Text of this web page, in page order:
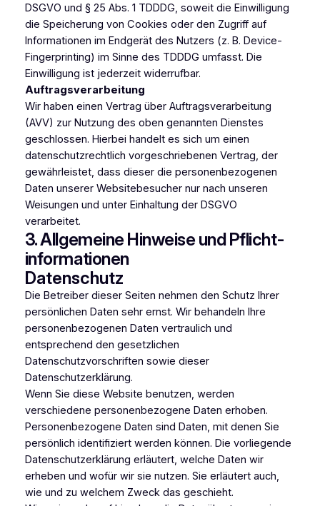
DSGVO und § 25 Abs. 1 TDDDG, soweit die Einwilligung
die Speicherung von Cookies oder den Zugriff auf
Informationen im Endgerät des Nutzers (z. B. Device-
Fingerprinting) im Sinne des TDDDG umfasst. Die
Einwilligung ist jederzeit widerrufbar.
Auftragsverarbeitung
Wir haben einen Vertrag über Auftragsverarbeitung
(AVV) zur Nutzung des oben genannten Dienstes
geschlossen. Hierbei handelt es sich um einen
datenschutzrechtlich vorgeschriebenen Vertrag, der
gewährleistet, dass dieser die personenbezogenen
Daten unserer Websitebesucher nur nach unseren
Weisungen und unter Einhaltung der DSGVO
verarbeitet.
3. Allgemeine Hinweise und Pflicht­
informationen
Datenschutz
Die Betreiber dieser Seiten nehmen den Schutz Ihrer
persönlichen Daten sehr ernst. Wir behandeln Ihre
personenbezogenen Daten vertraulich und
entsprechend den gesetzlichen
Datenschutzvorschriften sowie dieser
Datenschutzerklärung.
Wenn Sie diese Website benutzen, werden
verschiedene personenbezogene Daten erhoben.
Personenbezogene Daten sind Daten, mit denen Sie
persönlich identifiziert werden können. Die vorliegende
Datenschutzerklärung erläutert, welche Daten wir
erheben und wofür wir sie nutzen. Sie erläutert auch,
wie und zu welchem Zweck das geschieht.